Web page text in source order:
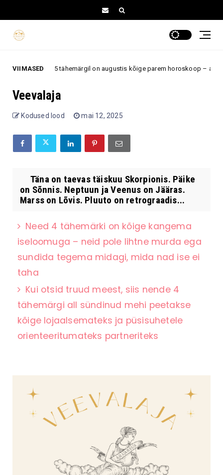
VIIMASEDNeil 5 tähemärgil on augustis kõige parem horoskoop –
Veevalaja
Kodused lood mai 12, 2025
Täna on taevas täiskuu Skorpionis. Päike
on Sõnnis. Neptuun ja Veenus on Jääras.
Marss on Lõvis. Pluuto on retrograadis...
Need 4 tähemärki on kõige kangema
iseloomuga – neid pole lihtne murda ega
sundida tegema midagi, mida nad ise ei
taha
Kui otsid truud meest, siis nende 4
tähemärgi all sündinud mehi peetakse
kõige lojaalsemateks ja püsisuhetele
orienteeritumateks partneriteks